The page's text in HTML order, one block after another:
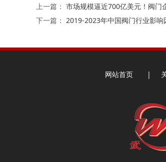
上一篇： 市场规模逼近700亿美元！阀门
下一篇： 2019-2023年中国阀门行业影响
网站首页 |